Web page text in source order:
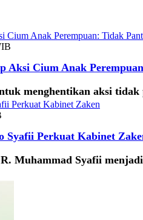
Aksi Cium Anak
menghentikan aksi
Syafii Perkuat Kabinet
Muhammad Syafii